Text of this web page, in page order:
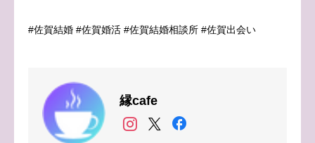
#佐賀結婚 #佐賀婚活 #佐賀結婚相談所 #佐賀出会い
縁cafe